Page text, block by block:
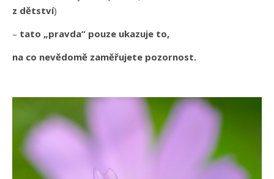
z dětství)
– tato „pravda“ pouze ukazuje to,
na co nevědomě zaměřujete pozornost.